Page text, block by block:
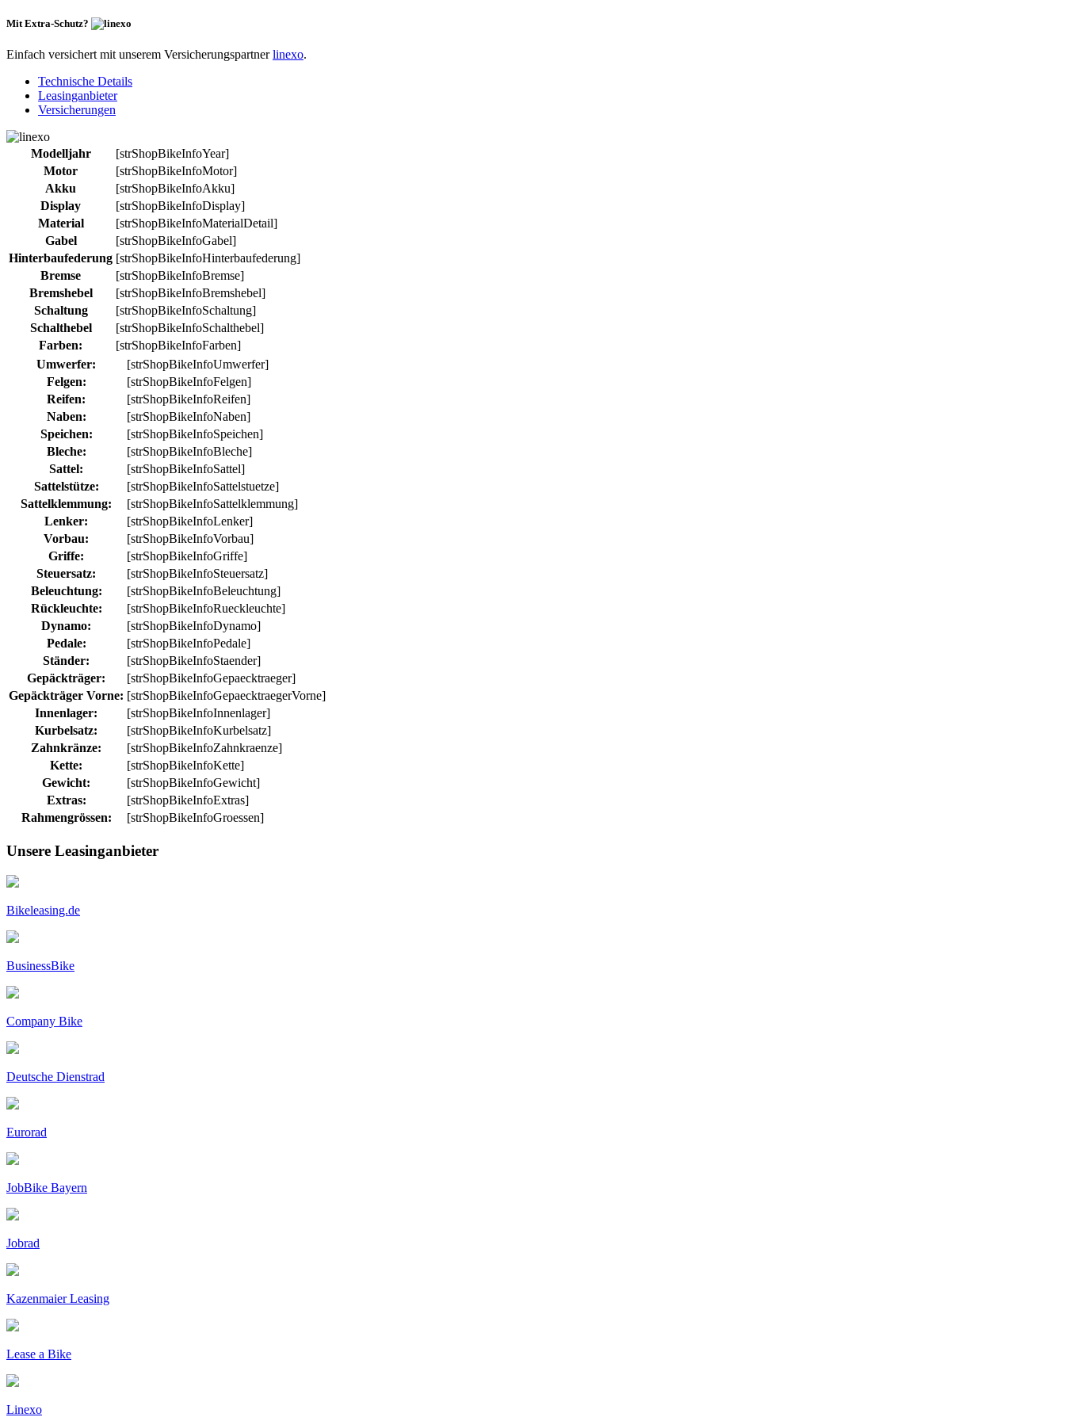
Mit Extra-Schutz?
Einfach versichert mit unserem Versicherungspartnerlinexo.
Technische Details
Leasinganbieter
Versicherungen
Modelljahr
[strShopBikeInfoYear]
Motor
[strShopBikeInfoMotor]
Akku
[strShopBikeInfoAkku]
Display
[strShopBikeInfoDisplay]
Material
[strShopBikeInfoMaterialDetail]
Gabel
[strShopBikeInfoGabel]
Hinterbaufederung [strShopBikeInfoHinterbaufederung]
Bremse
[strShopBikeInfoBremse]
Bremshebel
[strShopBikeInfoBremshebel]
Schaltung
[strShopBikeInfoSchaltung]
Schalthebel
[strShopBikeInfoSchalthebel]
Farben:
[strShopBikeInfoFarben]
Umwerfer:
[strShopBikeInfoUmwerfer]
Felgen:
[strShopBikeInfoFelgen]
Reifen:
[strShopBikeInfoReifen]
Naben:
[strShopBikeInfoNaben]
Speichen:
[strShopBikeInfoSpeichen]
Bleche:
[strShopBikeInfoBleche]
Sattel:
[strShopBikeInfoSattel]
Sattelstütze:
[strShopBikeInfoSattelstuetze]
Sattelklemmung:
[strShopBikeInfoSattelklemmung]
Lenker:
[strShopBikeInfoLenker]
Vorbau:
[strShopBikeInfoVorbau]
Griffe:
[strShopBikeInfoGriffe]
Steuersatz:
[strShopBikeInfoSteuersatz]
Beleuchtung:
[strShopBikeInfoBeleuchtung]
Rückleuchte:
[strShopBikeInfoRueckleuchte]
Dynamo:
[strShopBikeInfoDynamo]
Pedale:
[strShopBikeInfoPedale]
Ständer:
[strShopBikeInfoStaender]
Gepäckträger:
[strShopBikeInfoGepaecktraeger]
Gepäckträger Vorne: [strShopBikeInfoGepaecktraegerVorne]
Innenlager:
[strShopBikeInfoInnenlager]
Kurbelsatz:
[strShopBikeInfoKurbelsatz]
Zahnkränze:
[strShopBikeInfoZahnkraenze]
Kette:
[strShopBikeInfoKette]
Gewicht:
[strShopBikeInfoGewicht]
Extras:
[strShopBikeInfoExtras]
Rahmengrössen:
[strShopBikeInfoGroessen]
Unsere Leasinganbieter
Bikeleasing.de
BusinessBike
Company Bike
Deutsche Dienstrad
Eurorad
JobBike Bayern
Jobrad
Kazenmaier Leasing
Lease a Bike
Linexo